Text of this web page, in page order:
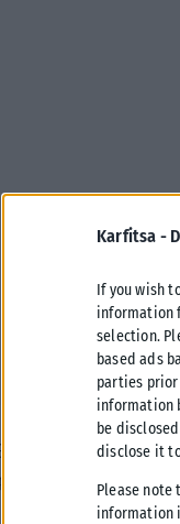
Karfitsa -
If you wish
information
selection.
based ads
parties
information
be
disclose it
Please note
information
στις
της 25ης